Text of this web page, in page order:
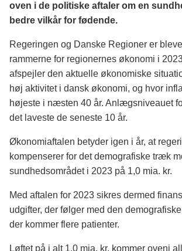
oven i de politiske aftaler om en
bedre vilkår for fødende.
Regeringen og Danske Regioner er
rammerne for regionernes økonomi i
afspejler den aktuelle økonomiske
høj aktivitet i dansk økonomi, og hvor
højeste i næsten 40 år. Anlægsniveauet
det laveste de seneste 10 år.
Økonomiaftalen betyder igen i år, at
kompenserer for det demografiske træk
sundhedsområdet i 2023 på 1,0 mia. kr.
Med aftalen for 2023 sikres dermed
udgifter, der følger med den
der kommer flere patienter.
Løftet på i alt 1,0 mia. kr. kommer oveni